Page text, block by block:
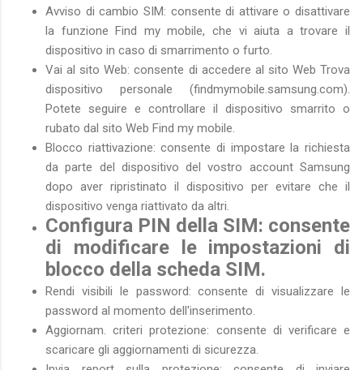
Avviso di cambio SIM: consente di attivare o disattivare
la funzione Find my mobile, che vi aiuta a trovare il
dispositivo in caso di smarrimento o furto.
Vai al sito Web: consente di accedere al sito Web Trova
dispositivo personale (findmymobile.samsung.com).
Potete seguire e controllare il dispositivo smarrito o
rubato dal sito Web Find my mobile.
Blocco riattivazione: consente di impostare la richiesta
da parte del dispositivo del vostro account Samsung
dopo aver ripristinato il dispositivo per evitare che il
dispositivo venga riattivato da altri.
Configura PIN della SIM: consente
di modificare le impostazioni di
blocco della scheda SIM.
Rendi visibili le password: consente di visualizzare le
password al momento dell'inserimento.
Aggiornam. criteri protezione: consente di verificare e
scaricare gli aggiornamenti di sicurezza.